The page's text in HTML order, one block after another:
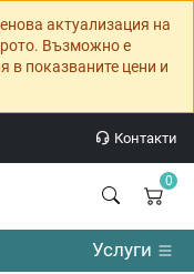
актуализация на
Възможно е
в показваните цени и
Контакти
0
Услуги